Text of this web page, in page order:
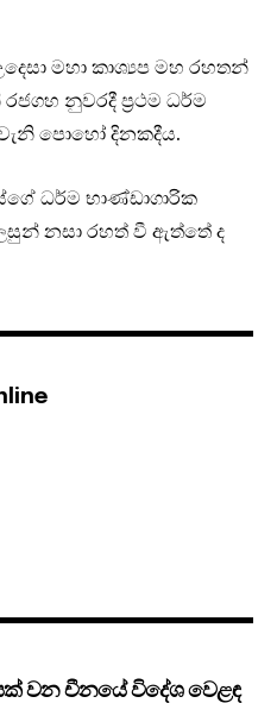
මහා කාශ්‍යප මහ රහතන්
නුවරදී ප්‍රථම ධර්ම
වැනි පොහෝ දිනකදීය.
ධර්ම භාණ්ඩාගාරික
නසා රහත් වී ඇත්තේ ද
වන චීනයේ විදේශ වෙළඳ